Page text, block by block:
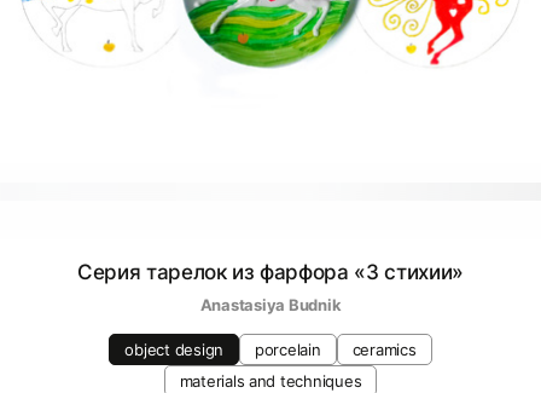
Серия тарелок из фарфора «3 стихии»
Anastasiya Budnik
object design porcelain
ceramics
materials and techniques